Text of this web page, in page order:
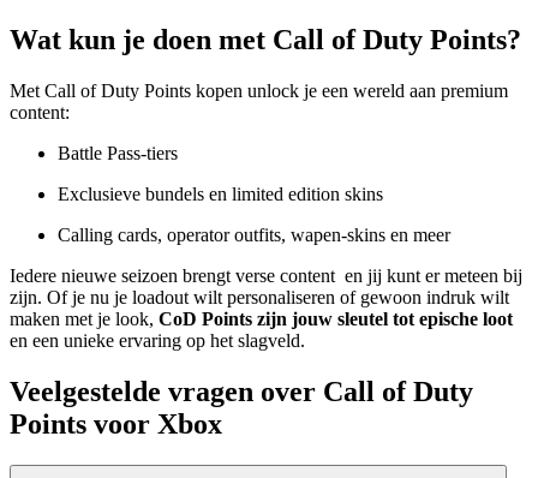
Wat kun je doen met Call of Duty Points?
Met Call of Duty Points kopen unlock je een wereld aan premium
content:
Battle Pass-tiers
Exclusieve bundels en limited edition skins
Calling cards, operator outfits, wapen-skins en meer
Iedere nieuwe seizoen brengt verse content en jij kunt er meteen bij
zijn. Of je nu je loadout wilt personaliseren of gewoon indruk wilt
maken met je look, CoD Points zijn jouw sleutel tot epische loot
en een unieke ervaring op het slagveld.
Veelgestelde vragen over Call of Duty
Points voor Xbox